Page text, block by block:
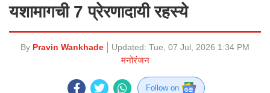
यशामागची 7 प्रेरणादायी रहस्ये
By Pravin Wankhade Updated: Tue, 07 Jul, 2026 1:34 PM
मनोरंजन
Follow on